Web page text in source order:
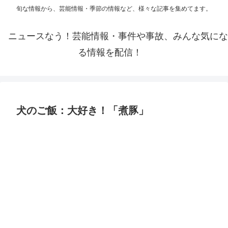
旬な情報から、芸能情報・季節の情報など、様々な記事を集めてます。
ニュースなう！芸能情報・事件や事故、みんな気にな
る情報を配信！
犬のご飯：大好き！「煮豚」